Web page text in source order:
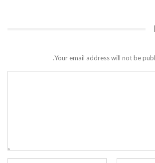
Your email address will not be